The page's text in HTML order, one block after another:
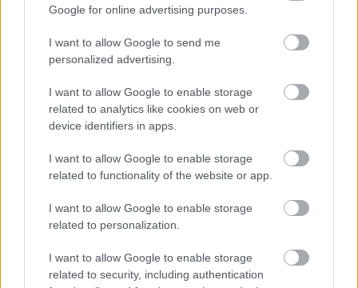
Google for online advertising purposes.
I want to allow Google to send me
personalized advertising.
I want to allow Google to enable storage
related to analytics like cookies on web or
device identifiers in apps.
I want to allow Google to enable storage
related to functionality of the website or app.
I want to allow Google to enable storage
related to personalization.
I want to allow Google to enable storage
related to security, including authentication
Bencito
17 éve
A csarnok teljes csőhálózatcseréje és az új gépészet
beépítésére kiírt első pályázat meghiúsult, a
másodiknak remélhetőleg június legelejére lesz
eredménye, s akkor június 10. és augusztus 10.
között elvégezhető az átépítés. Sokadszor szeretném
elmondani, hogy Székesfehérvár megyei jogú város
továbbra is mellettünk áll, de folyamatosan
tárgyalunk lehetséges névadó főszponzorral is
forrás: nso